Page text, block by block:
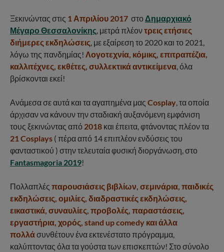
Ξεκινώντας στις 1 Απριλίου 2017 στο Δημαρχιακό
Μέγαρο Θεσσαλονίκης, μετρά πλέοντρεις ετήσιες
διήμερες εκδηλώσεις, με εξαίρεση το 2020 και το 2021,
λόγω της πανδημίας! Λογοτεχνία, κόμικς, επιτραπέζια,
καλλιτέχνες, εκθέτες, συλλεκτικά αντικείμενα, όλα
βρίσκονται εκεί!
Ανάμεσα σε αυτά και τα αγαπημένα μας Cosplay, τα οποία
άρχισαν να κάνουν την σταδιακή αυξανόμενη εμφάνιση
τους ξεκινώντας από 2018 και έπειτα, φτάνοντας πλέον τα
21 Cosplays ( πέρα από 14 επιπλέον ενδύσεις του
φανταστικού ) στην τελευταία φυσική διοργάνωση, στο
Fantasmagoria 2019!
Πολλαπλές παρουσιάσεις βιβλίων, σεμινάρια, παιδικές
εκδηλώσεις, ομιλίες, διαδραστικές εκδηλώσεις,
εικαστικά, συναυλίες, προβολές, παραστάσεις,
εργαστήρια, χορός, stand up comedy και άλλα
πολλάσυνθέτουν ένα εκτενέστατο πρόγραμμα,
καλύπτοντας όλα τα γούστα των επισκεπτών! Στο σύνολο